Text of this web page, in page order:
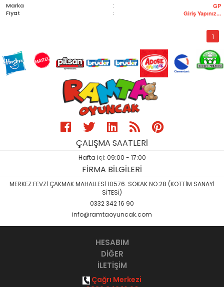
Marka
: GP
Fiyat : Giriş Yapınız...
1
ÇALIŞMA SAATLERİ
Hafta içi: 09:00 - 17:00
FİRMA BİLGİLERİ
MERKEZ:FEVZİ ÇAKMAK MAHALLESİ 10576. SOKAK NO:28 (KOTTİM SANAYİ
SİTESİ)
0332 342 16 90
info@ramtaoyuncak.com
HESABIM
DİĞER
İLETİŞİM
Çağrı Merkezi